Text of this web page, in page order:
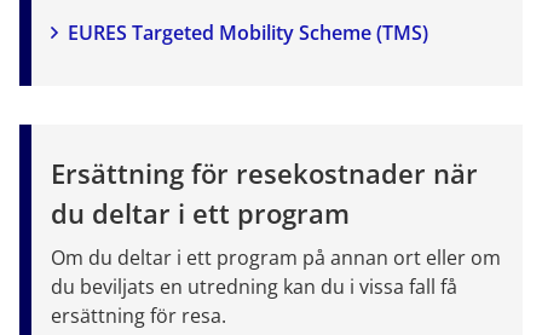
EURES Targeted Mobility Scheme (TMS)
Ersättning för resekostnader när
du deltar i ett program
Om du deltar i ett program på annan ort eller om
du beviljats en utredning kan du i vissa fall få
ersättning för resa.